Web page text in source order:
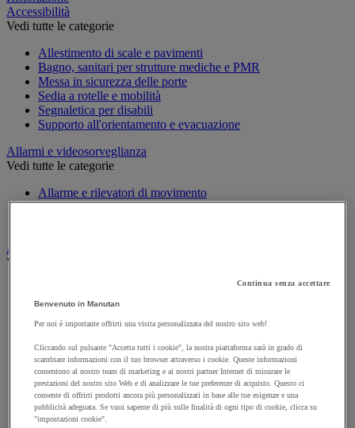
Accessibilità
Vedi tutte le categorie
Allestimento di scale e pavimenti
Bagno, sanitari per strutture mediche e PMR
Messa in sicurezza delle porte
Sedia a rotelle e mobilità
Segnaletica per disabili
Supporto all'orientamento e evacuazione
Allarmi e videosorveglianza
Vedi tutte le categorie
Allarme e rilevatori di movimento
Citofono e videocitofono
Armadio di sicurezza e stoccaggio per materiali pericolosi
Vedi tutte le categorie
Accessori per armadi di sicurezza e di stoccaggio
Armadio di sicurezza
Armadio multirischio
Armadio per batterie a ioni di litio
Armadio per prodotti corrosivi
Armadio per prodotti fitosanitari
Armadio per prodotti infiammabili
Armadio per prodotti tossici
Casse di ventilazione e filtri
Contenitore di sicurezza
Continua senza accettare
Benvenuto in Manutan
Per noi è importante offrirti una visita personalizzata del nostro sito web!
Cliccando sul pulsante "Accetta tutti i cookie", la nostra piattaforma sarà in grado di
scambiare informazioni con il tuo browser attraverso i cookie. Queste informazioni
consentono al nostro team di marketing e ai nostri partner Internet di misurare le
prestazioni del nostro sito Web e di analizzare le tue preferenze di acquisto. Questo ci
consente di offrirti prodotti ancora più personalizzati in base alle tue esigenze e una
pubblicità adeguata. Se vuoi saperne di più sulle finalità di ogni tipo di cookie, clicca su
"impostazioni cookie".